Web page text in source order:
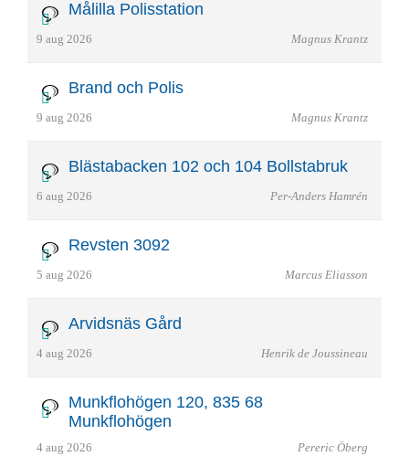
Målilla Polisstation
9 aug 2026 Magnus Krantz
Brand och Polis
9 aug 2026 Magnus Krantz
Blästabacken 102 och 104 Bollstabruk
6 aug 2026 Per-Anders Hamrén
Revsten 3092
5 aug 2026 Marcus Eliasson
Arvidsnäs Gård
4 aug 2026 Henrik de Joussineau
Munkflohögen 120, 835 68
Munkflohögen
4 aug 2026 Pereric Öberg